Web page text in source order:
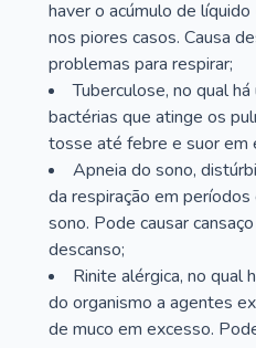
haver o acúmulo de
nos piores casos. Causa
problemas para respirar;
Tuberculose, no qual
bactérias que atinge os
tosse até febre e suor em
Apneia do sono,
da respiração em
sono. Pode causar
descanso;
Rinite alérgica, no qual
do organismo a agentes
de muco em excesso.